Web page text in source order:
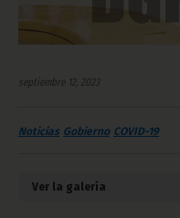
septiembre 12, 2023
Noticias Gobierno COVID-19
Ver la galería